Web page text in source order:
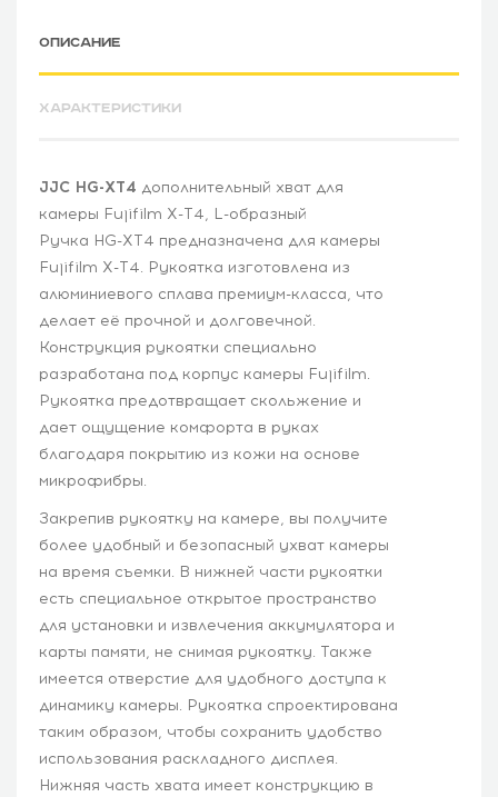
ОПИСАНИЕ
ХАРАКТЕРИСТИКИ
JJC HG-XT4 дополнительный хват для
камеры Fujifilm X-T4, L-образный
Ручка HG-XT4 предназначена для камеры
Fujifilm X-T4. Рукоятка изготовлена из
алюминиевого сплава премиум-класса, что
делает её прочной и долговечной.
Конструкция рукоятки специально
разработана под корпус камеры Fujifilm.
Рукоятка предотвращает скольжение и
дает ощущение комфорта в руках
благодаря покрытию из кожи на основе
микрофибры.
Закрепив рукоятку на камере, вы получите
более удобный и безопасный ухват камеры
на время съемки. В нижней части рукоятки
есть специальное открытое пространство
для установки и извлечения аккумулятора и
карты памяти, не снимая рукоятку. Также
имеется отверстие для удобного доступа к
динамику камеры. Рукоятка спроектирована
таким образом, чтобы сохранить удобство
использования раскладного дисплея.
Нижняя часть хвата имеет конструкцию в